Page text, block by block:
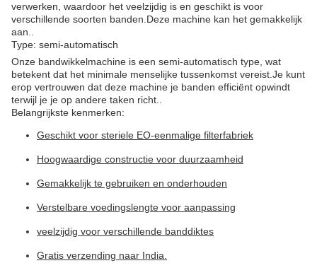
verwerken, waardoor het veelzijdig is en geschikt is voor
verschillende soorten banden.Deze machine kan het gemakkelijk
aan..
Type: semi-automatisch
Onze bandwikkelmachine is een semi-automatisch type, wat
betekent dat het minimale menselijke tussenkomst vereist.Je kunt
erop vertrouwen dat deze machine je banden efficiënt opwindt
terwijl je je op andere taken richt..
Belangrijkste kenmerken:
Geschikt voor steriele EO-eenmalige filterfabriek
Hoogwaardige constructie voor duurzaamheid
Gemakkelijk te gebruiken en onderhouden
Verstelbare voedingslengte voor aanpassing
veelzijdig voor verschillende banddiktes
Gratis verzending naar India.